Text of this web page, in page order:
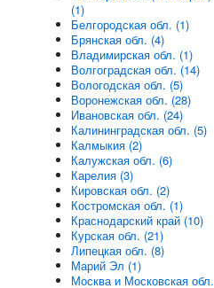
(1)
Белгородская обл. (1)
Брянская обл. (4)
Владимирская обл. (1)
Волгоградская обл. (14)
Вологодская обл. (5)
Воронежская обл. (28)
Ивановская обл. (24)
Калининградская обл. (5)
Калмыкия (2)
Калужская обл. (6)
Карелия (3)
Кировская обл. (2)
Костромская обл. (1)
Краснодарский край (10)
Курская обл. (21)
Липецкая обл. (8)
Марий Эл (1)
Москва и Московская обл.